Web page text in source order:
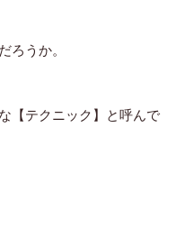
ろうか。
【テクニック】と呼んで